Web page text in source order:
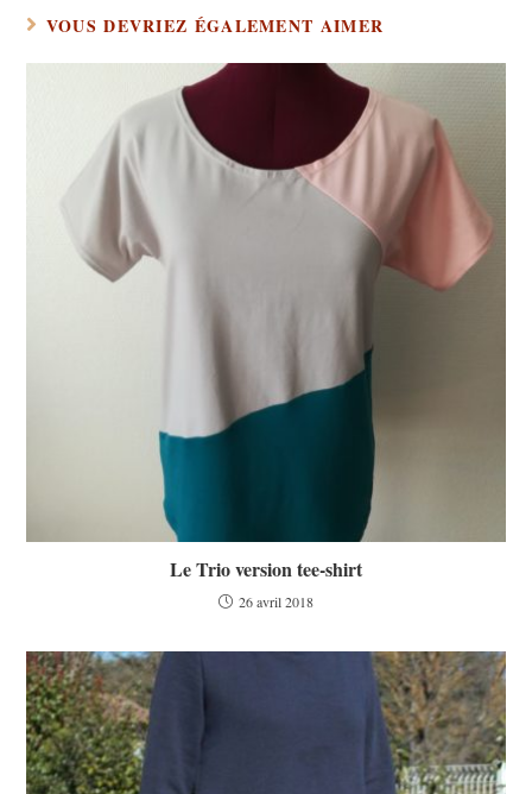
VOUS DEVRIEZ ÉGALEMENT AIMER
Le Trio version tee-shirt
26 avril 2018